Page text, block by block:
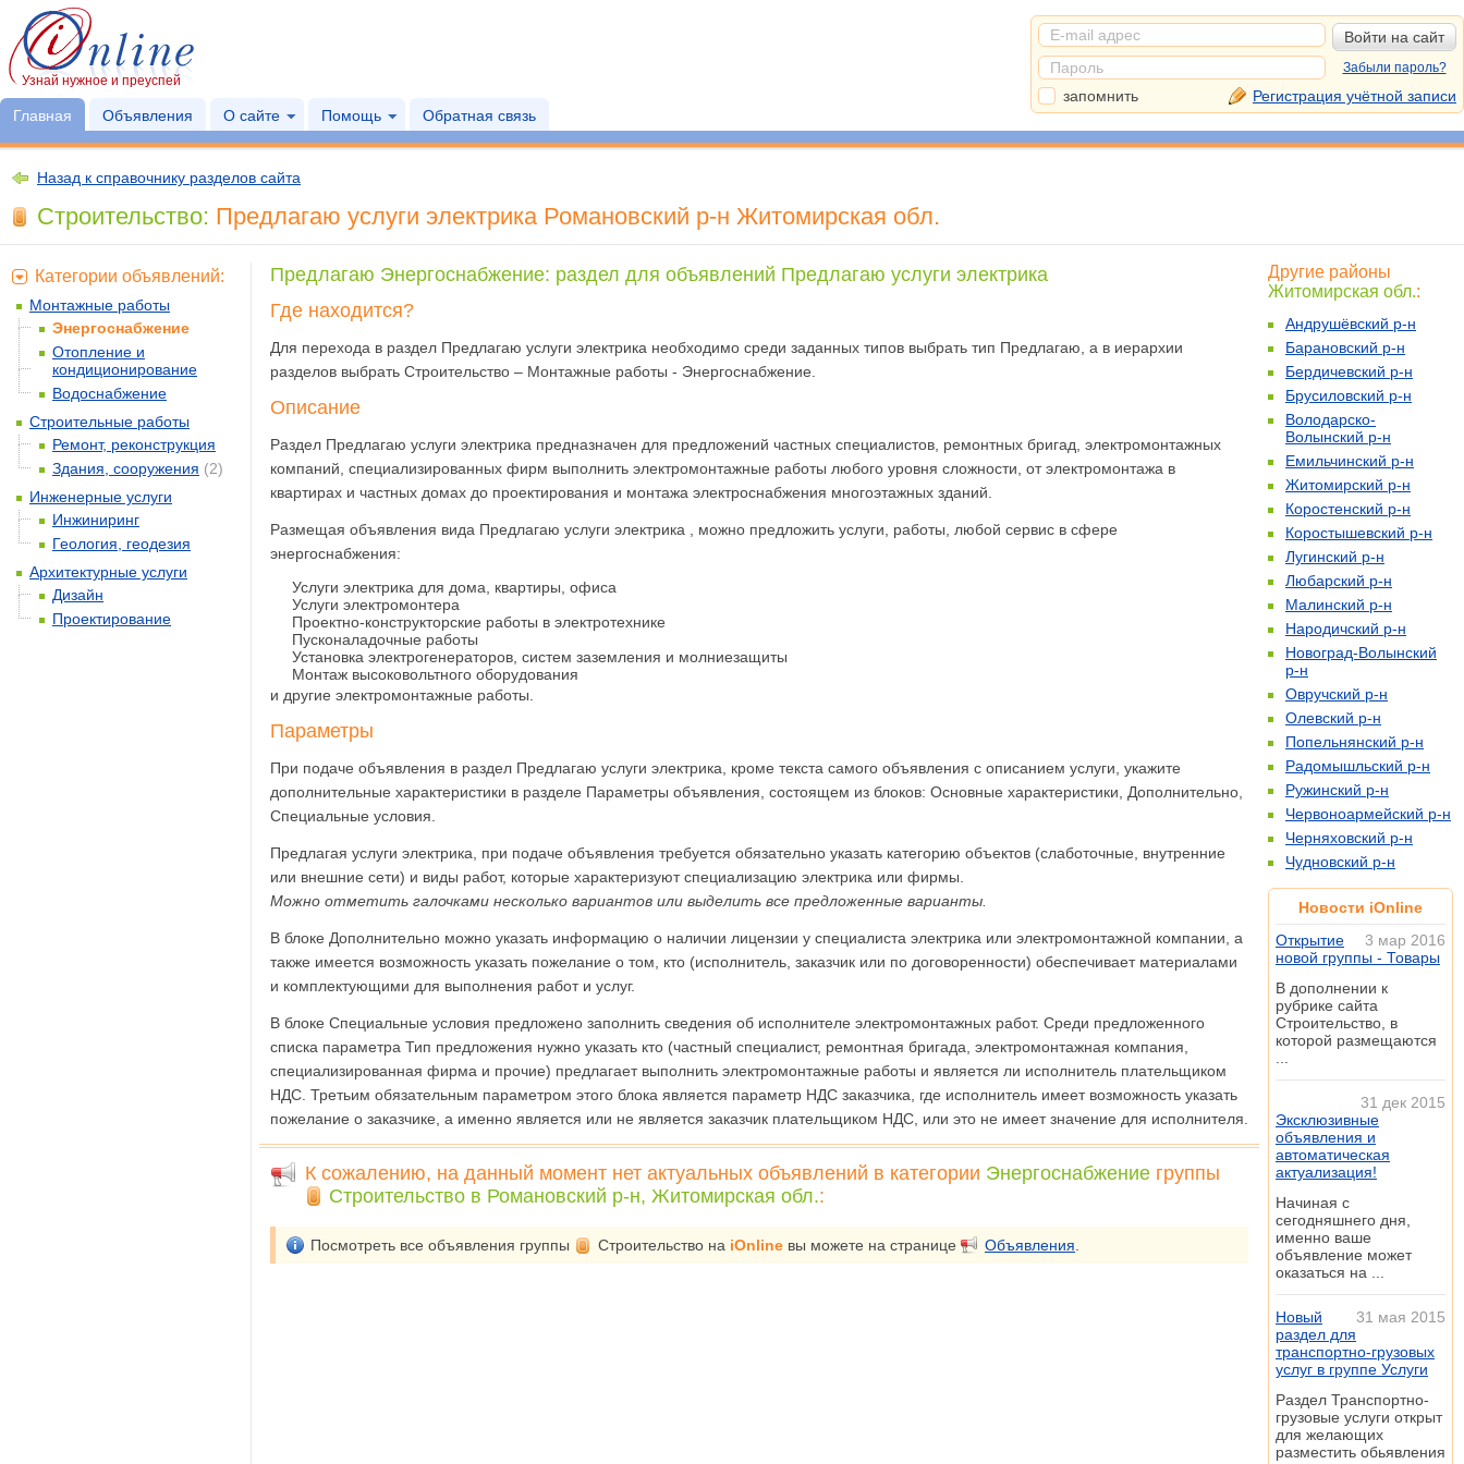
Узнай нужное и преуспей
Главная Объявления О сайте Помощь Обратная связь
Забыли пароль?
Регистрация учётной записи
запомнить
Назад к справочнику разделов сайта
Строительство: Предлагаю услуги электрика Романовский р-н Житомирская обл.
Предлагаю Энергоснабжение: раздел для объявлений Предлагаю услуги электрика
Где находится?
Для перехода в раздел Предлагаю услуги электрика необходимо среди заданных типов выбрать тип Предлагаю, а в иерархии
разделов выбрать Строительство – Монтажные работы - Энергоснабжение.
Описание
Раздел Предлагаю услуги электрика предназначен для предложений частных специалистов, ремонтных бригад, электромонтажных
компаний, специализированных фирм выполнить электромонтажные работы любого уровня сложности, от электромонтажа в
квартирах и частных домах до проектирования и монтажа электроснабжения многоэтажных зданий.
Размещая объявления вида Предлагаю услуги электрика , можно предложить услуги, работы, любой сервис в сфере
энергоснабжения:
Услуги электрика для дома, квартиры, офиса
Услуги электромонтера
Проектно-конструкторские работы в электротехнике
Пусконаладочные работы
Установка электрогенераторов, систем заземления и молниезащиты
Монтаж высоковольтного оборудования
и другие электромонтажные работы.
Параметры
При подаче объявления в раздел Предлагаю услуги электрика, кроме текста самого объявления с описанием услуги, укажите
дополнительные характеристики в разделе Параметры объявления, состоящем из блоков: Основные характеристики, Дополнительно,
Специальные условия.
Предлагая услуги электрика, при подаче объявления требуется обязательно указать категорию объектов (слаботочные, внутренние
или внешние сети) и виды работ, которые характеризуют специализацию электрика или фирмы.
Можно отметить галочками несколько вариантов или выделить все предложенные варианты.
В блоке Дополнительно можно указать информацию о наличии лицензии у специалиста электрика или электромонтажной компании, а
также имеется возможность указать пожелание о том, кто (исполнитель, заказчик или по договоренности) обеспечивает материалами
и комплектующими для выполнения работ и услуг.
В блоке Специальные условия предложено заполнить сведения об исполнителе электромонтажных работ. Среди предложенного
списка параметра Тип предложения нужно указать кто (частный специалист, ремонтная бригада, электромонтажная компания,
специализированная фирма и прочие) предлагает выполнить электромонтажные работы и является ли исполнитель плательщиком
НДС. Третьим обязательным параметром этого блока является параметр НДС заказчика, где исполнитель имеет возможность указать
пожелание о заказчике, а именно является или не является заказчик плательщиком НДС, или это не имеет значение для исполнителя.
К сожалению, на данный момент нет актуальных объявлений в категории Энергоснабжение группы
Строительство в Романовский р-н, Житомирская обл.:
Посмотреть все объявления группы Строительство на iOnline вы можете на странице Объявления
Категории объявлений:
Монтажные работы
Энергоснабжение
Отопление и
кондиционирование
Водоснабжение
Строительные работы
Ремонт, реконструкция
Здания, сооружения (2)
Инженерные услуги
Инжиниринг
Геология, геодезия
Архитектурные услуги
Дизайн
Проектирование
Другие районы
Житомирская обл.:
Андрушёвский р-н
Барановский р-н
Бердичевский р-н
Брусиловский р-н
Володарско-
Волынский р-н
Емильчинский р-н
Житомирский р-н
Коростенский р-н
Коростышевский р-н
Лугинский р-н
Любарский р-н
Малинский р-н
Народичский р-н
Новоград-Волынский
р-н
Овручский р-н
Олевский р-н
Попельнянский р-н
Радомышльский р-н
Ружинский р-н
Червоноармейский р-н
Черняховский р-н
Чудновский р-н
Новости iOnline
3 мар 2016
Открытие
новой группы - Товары
В дополнении к
рубрике сайта
Строительство, в
которой размещаются
31 дек 2015
Эксклюзивные
объявления и
автоматическая
актуализация!
Начиная с
сегодняшнего дня,
именно ваше
объявление может
оказаться на ...
31 мая 2015
Новый
раздел для
транспортно-грузовых
услуг в группе Услуги
Раздел Транспортно-
грузовые услуги открыт
для желающих
разместить обьявления